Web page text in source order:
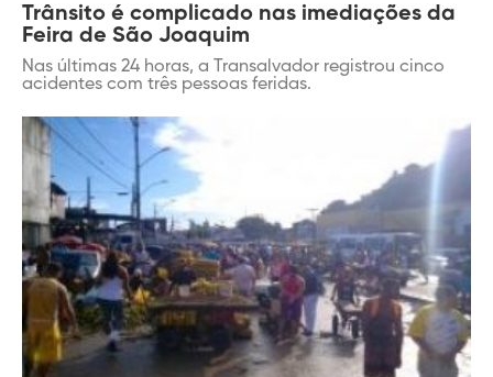
Trânsito é complicado nas imediações da
Feira de São Joaquim
Nas últimas 24 horas, a Transalvador registrou cinco
acidentes com três pessoas feridas.